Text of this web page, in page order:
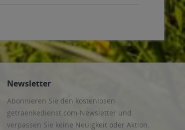
Newsletter
Abonnieren Sie den kostenlosen
getraenkedienst.com-Newsletter und
verpassen Sie keine Neuigkeit oder Aktion.